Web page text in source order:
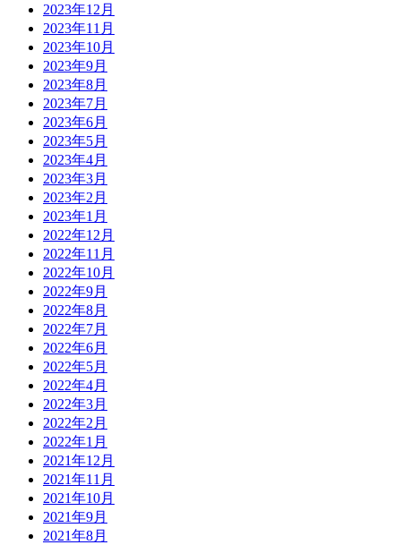
2023年12月
2023年11月
2023年10月
2023年9月
2023年8月
2023年7月
2023年6月
2023年5月
2023年4月
2023年3月
2023年2月
2023年1月
2022年12月
2022年11月
2022年10月
2022年9月
2022年8月
2022年7月
2022年6月
2022年5月
2022年4月
2022年3月
2022年2月
2022年1月
2021年12月
2021年11月
2021年10月
2021年9月
2021年8月